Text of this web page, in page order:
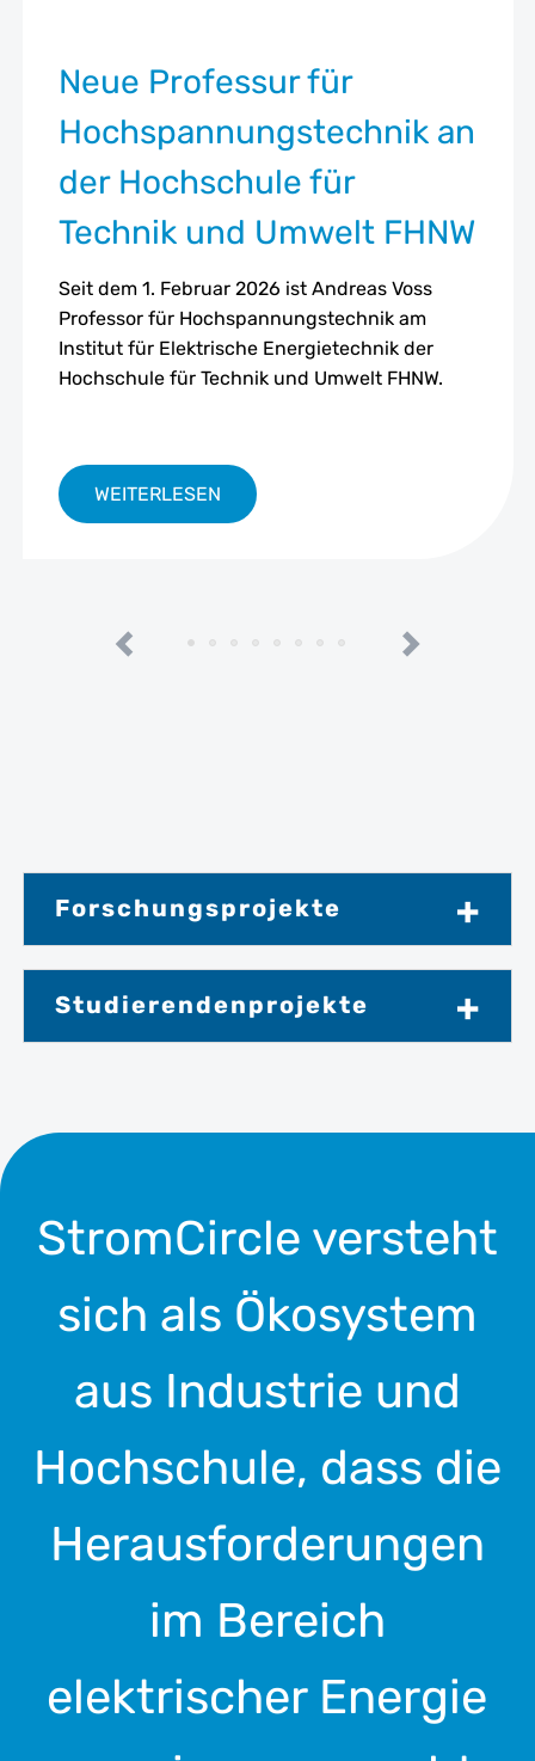
Neue Professur für
Hochspannungstechnik an
der Hochschule für
Technik und Umwelt FHNW
Seit dem 1. Februar 2026 ist Andreas Voss
Professor für Hochspannungstechnik am
Institut für Elektrische Energietechnik der
Hochschule für Technik und Umwelt FHNW.
WEITERLESEN
Forschungsprojekte
Studierendenprojekte
StromCircle versteht
sich als Ökosystem
aus Industrie und
Hochschule, dass die
Herausforderungen
im Bereich
elektrischer Energie